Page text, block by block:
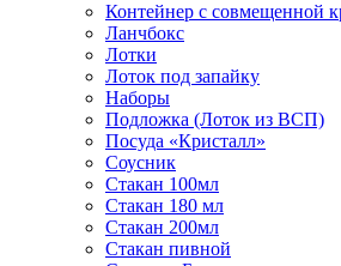
Контейнер с совмещенной
Ланчбокс
Лотки
Лоток под запайку
Наборы
Подложка (Лоток из ВСП)
Посуда «Кристалл»
Соусник
Стакан 100мл
Стакан 180 мл
Стакан 200мл
Стакан пивной